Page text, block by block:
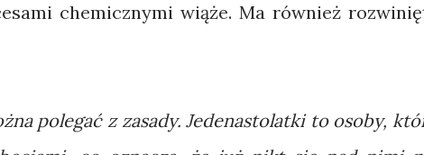
chemicznymi wiąże. Ma również
polegać z zasady. Jedenastolatki to osoby,